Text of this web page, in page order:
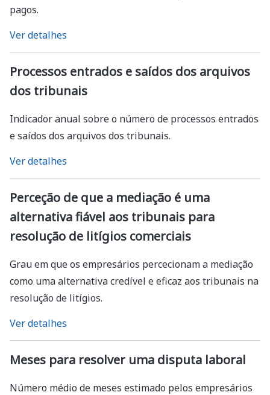
pagos.
Ver detalhes
Processos entrados e saídos dos arquivos
dos tribunais
Indicador anual sobre o número de processos entrados
e saídos dos arquivos dos tribunais.
Ver detalhes
Perceção de que a mediação é uma
alternativa fiável aos tribunais para
resolução de litígios comerciais
Grau em que os empresários percecionam a mediação
como uma alternativa credível e eficaz aos tribunais na
resolução de litígios.
Ver detalhes
Meses para resolver uma disputa laboral
Número médio de meses estimado pelos empresários